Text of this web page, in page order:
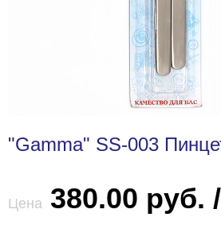
"Gamma" SS-003
Цена 380.00 руб.